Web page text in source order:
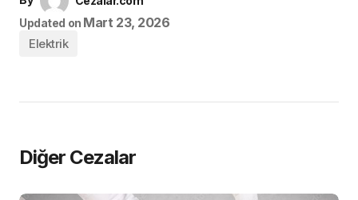
Updated on Mart 23, 2026
Elektrik
Diğer Cezalar